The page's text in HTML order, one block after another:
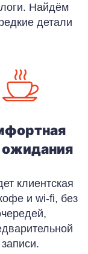
Найдём
детали
ожидания
клиентская
и wi-fi, без
записи.